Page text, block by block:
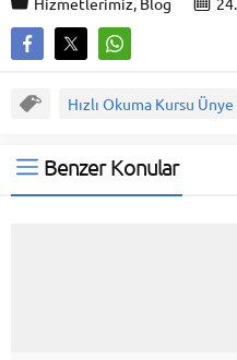
Hızlı Okuma Kursu Ünye
Benzer Konular